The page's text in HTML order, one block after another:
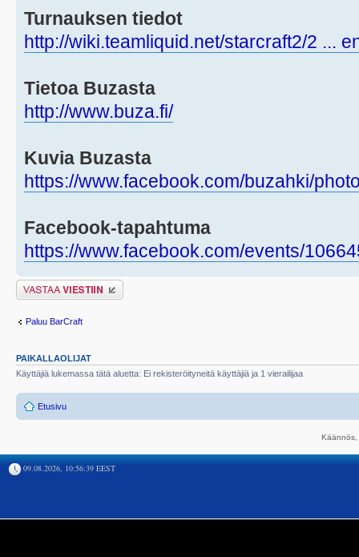
Turnauksen tiedot
http://wiki.teamliquid.net/starcraft2/2 ...
Tietoa Buzasta
http://www.buza.fi/
Kuvia Buzasta
https://www.facebook.com/buzahki/
Facebook-tapahtuma
https://www.facebook.com/events/
Lähetä vastaus
Paluu BarCraft
PAIKALLAOLIJAT
Käyttäjiä lukemassa tätä aluetta: Ei rekisteröityneitä käyttäjiä ja 1 vierailijaa
Etusivu
09.08.2026, 10:56:39 EEST